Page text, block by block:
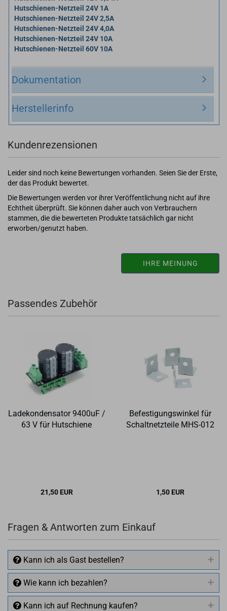
Hutschienen-​​Netzteil 24V 1A
Hutschienen-​​Netzteil 24V 2,5A
Hutschienen-​​Netzteil 24V 4,0A
Hutschienen-​​Netzteil 24V 10A
Hutschienen-​​Netzteil 60V 10A
Dokumentation
Herstellerinfo
Kundenrezensionen
Leider sind noch keine Bewertungen vorhanden. Seien Sie der Erste,
der das Produkt bewertet.
Die Bewertungen werden vor ihrer Veröffentlichung nicht auf ihre
Echtheit überprüft. Sie können daher auch von Verbrauchern
stammen, die die bewerteten Produkte tatsächlich gar nicht
erworben/genutzt haben.
IHRE MEINUNG
Passendes Zubehör
La­de­kon­den­sa­tor 9400uF /
63 V für Hut­schie­ne
21,50 EUR
Be­fes­ti­gungs­win­kel für
Schalt­netz­tei­le MHS-​012
1,50 EUR
Fragen & Antworten zum Einkauf
Kann ich als Gast bestellen?
Wie kann ich bezahlen?
Kann ich auf Rechnung kaufen?